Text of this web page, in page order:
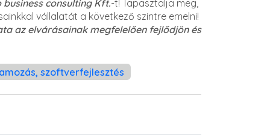
business consulting Kft.-t! Tapasztalja meg,
vállalatát a következő szintre emelni!
az elvárásainak megfelelően fejlődjön és
szoftverfejlesztés